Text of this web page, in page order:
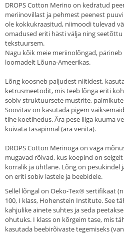
DROPS Cotton Merino on kedratud
meriinovillast ja pehmest peenest
ole kokkukraasitud, niimoodi tulevad
omadused eriti hästi välja ning
tekstuursem.
Nagu kõik meie meriinolõngad, pärineb
loomadelt Lõuna-Ameerikas.
Lõng koosneb paljudest niitidest,
ketrusmeetodit, mis teeb lõnga eriti
sobiv struktuursete mustrite,
Soovitav on kasutada pigem
tihe koetihedus. Ära pese liiga kuuma
kuivata tasapinnal (ära venita).
DROPS Cotton Merinoga on väga
mugavad rõivad, kus koepind on
korralik ja ühtlane. Lõng on
on eriti sobiv lastele ja beebidele.
Sellel lõngal on Oeko-Tex® sertifikaat
100, I klass, Hohenstein Institute. See
kahjulike ainete suhtes ja seda
ohutuks. I klass on kõrgeim tase, mis
kasutada beebirõivaste tegemiseks